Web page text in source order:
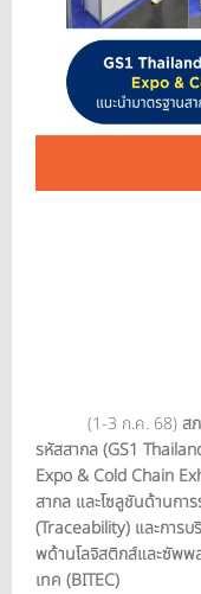
(1-3 ก.ค. 68)ส
รหัสสากล (GS1
Expo & Cold Chain
สากล และโซลูชันด้านกา
(Traceability) และการ
พด้านโลจิสติกส์และซัพพ
เทค (BITEC)